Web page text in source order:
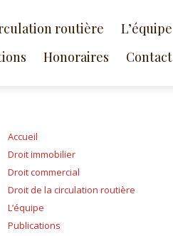
routière
L’équipe
Honoraires Contact
Accueil
Droit immobilier
Droit commercial
Droit de la circulation routière
L’équipe
Publications